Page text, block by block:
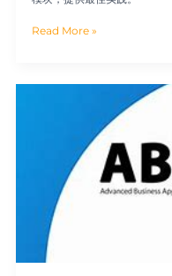
Read More »